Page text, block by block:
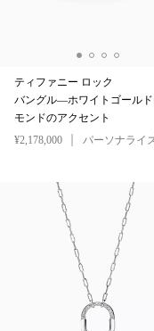
ティファニー ロック
バングル—ホワイトゴールド
モンドのアクセント
¥2,178,000
パーソナライ